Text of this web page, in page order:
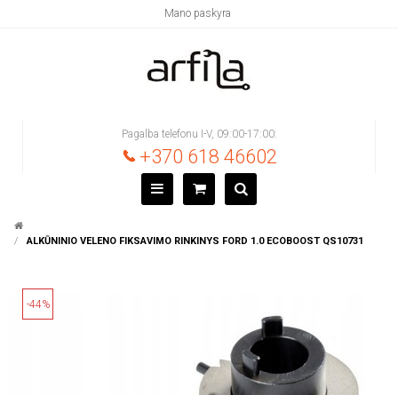
Mano paskyra
Pagalba telefonu I-V, 09:00-17:00:
+370 618 46602
ALKŪNINIO VELENO FIKSAVIMO RINKINYS FORD 1.0 ECOBOOST QS10731
-44%